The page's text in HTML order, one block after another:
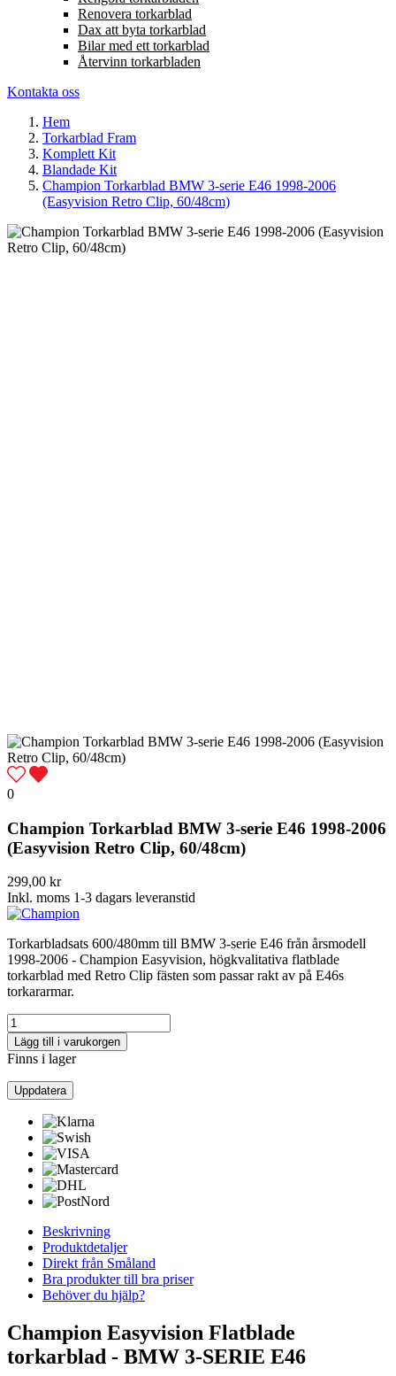
Renovera torkarblad
Dax att byta torkarblad
Bilar med ett torkarblad
Återvinn torkarbladen
Kontakta oss
Hem
Torkarblad Fram
Komplett Kit
Blandade Kit
Champion Torkarblad BMW 3-serie E46 1998-2006
(Easyvision Retro Clip, 60/48cm)
0
Champion Torkarblad BMW 3-serie E46 1998-2006
(Easyvision Retro Clip, 60/48cm)
299,00 kr
Inkl. moms 1-3 dagars leveranstid
Torkarbladsats 600/480mm till BMW 3-serie E46 från årsmodell
1998-2006 - Champion Easyvision, högkvalitativa flatblade
torkarblad med Retro Clip fästen som passar rakt av på E46s
torkararmar.
Lägg till i varukorgen
Finns i lager
Beskrivning
Produktdetaljer
Direkt från Småland
Bra produkter till bra priser
Behöver du hjälp?
Champion Easyvision Flatblade
torkarblad - BMW 3-SERIE E46